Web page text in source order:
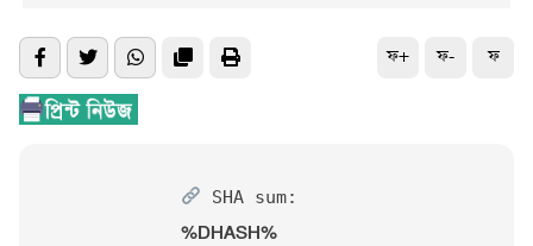
ফ+ ফ- ফ
SHA sum:
%DHASH%